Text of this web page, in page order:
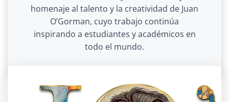
homenaje al talento y la creatividad de Juan
O’Gorman, cuyo trabajo continúa
inspirando a estudiantes y académicos en
todo el mundo.